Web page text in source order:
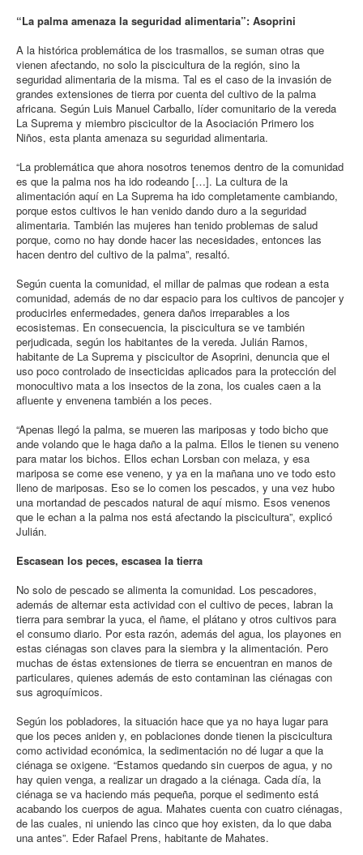
“La palma amenaza la seguridad alimentaria”: Asoprini
A la histórica problemática de los trasmallos, se suman otras que
vienen afectando, no solo la piscicultura de la región, sino la
seguridad alimentaria de la misma. Tal es el caso de la invasión de
grandes extensiones de tierra por cuenta del cultivo de la palma
africana. Según Luis Manuel Carballo, líder comunitario de la vereda
La Suprema y miembro piscicultor de la Asociación Primero los
Niños, esta planta amenaza su seguridad alimentaria.
“La problemática que ahora nosotros tenemos dentro de la comunidad
es que la palma nos ha ido rodeando […]. La cultura de la
alimentación aquí en La Suprema ha ido completamente cambiando,
porque estos cultivos le han venido dando duro a la seguridad
alimentaria. También las mujeres han tenido problemas de salud
porque, como no hay donde hacer las necesidades, entonces las
hacen dentro del cultivo de la palma”, resaltó.
Según cuenta la comunidad, el millar de palmas que rodean a esta
comunidad, además de no dar espacio para los cultivos de pancojer y
producirles enfermedades, genera daños irreparables a los
ecosistemas. En consecuencia, la piscicultura se ve también
perjudicada, según los habitantes de la vereda. Julián Ramos,
habitante de La Suprema y piscicultor de Asoprini, denuncia que el
uso poco controlado de insecticidas aplicados para la protección del
monocultivo mata a los insectos de la zona, los cuales caen a la
afluente y envenena también a los peces.
“Apenas llegó la palma, se mueren las mariposas y todo bicho que
ande volando que le haga daño a la palma. Ellos le tienen su veneno
para matar los bichos. Ellos echan Lorsban con melaza, y esa
mariposa se come ese veneno, y ya en la mañana uno ve todo esto
lleno de mariposas. Eso se lo comen los pescados, y una vez hubo
una mortandad de pescados natural de aquí mismo. Esos venenos
que le echan a la palma nos está afectando la piscicultura”, explicó
Julián.
Escasean los peces, escasea la tierra
No solo de pescado se alimenta la comunidad. Los pescadores,
además de alternar esta actividad con el cultivo de peces, labran la
tierra para sembrar la yuca, el ñame, el plátano y otros cultivos para
el consumo diario. Por esta razón, además del agua, los playones en
estas ciénagas son claves para la siembra y la alimentación. Pero
muchas de éstas extensiones de tierra se encuentran en manos de
particulares, quienes además de esto contaminan las ciénagas con
sus agroquímicos.
Según los pobladores, la situación hace que ya no haya lugar para
que los peces aniden y, en poblaciones donde tienen la piscicultura
como actividad económica, la sedimentación no dé lugar a que la
ciénaga se oxigene. “Estamos quedando sin cuerpos de agua, y no
hay quien venga, a realizar un dragado a la ciénaga. Cada día, la
ciénaga se va haciendo más pequeña, porque el sedimento está
acabando los cuerpos de agua. Mahates cuenta con cuatro ciénagas,
de las cuales, ni uniendo las cinco que hoy existen, da lo que daba
una antes”. Eder Rafael Prens, habitante de Mahates.